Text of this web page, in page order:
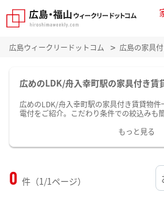
広島ウィークリードットコム 広島の家具
広めのLDK/舟入幸町駅の家具付き賃
広めのLDK/舟入幸町駅の家具付き賃貸物
電付をご紹介。こだわり条件での絞込みも
もっと見る
0 件（1/1ページ）